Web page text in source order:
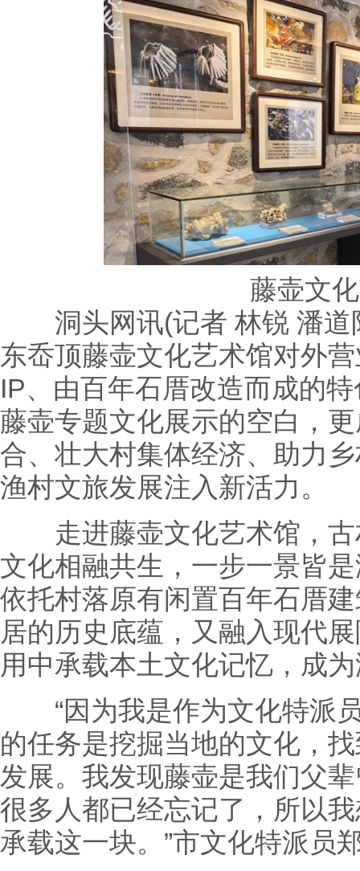
藤壶文
洞头网讯(记者 林锐 潘道
东岙顶藤壶文化艺术馆对外
IP、由百年石厝改造而成的
藤壶专题文化展示的空白，
合、壮大村集体经济、助力
渔村文旅发展注入新活力。
走进藤壶文化艺术馆，古
文化相融共生，一步一景皆
依托村落原有闲置百年石厝
居的历史底蕴，又融入现代
用中承载本土文化记忆，成
“因为我是作为文化特派
的任务是挖掘当地的文化，
发展。我发现藤壶是我们父
很多人都已经忘记了，所以
承载这一块。”市文化特派员